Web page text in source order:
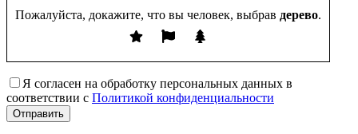
Пожалуйста, докажите, что вы человек, выбрав дерево.
Я согласен на обработку персональных данных в
соответствии с Политикой конфиденциальности